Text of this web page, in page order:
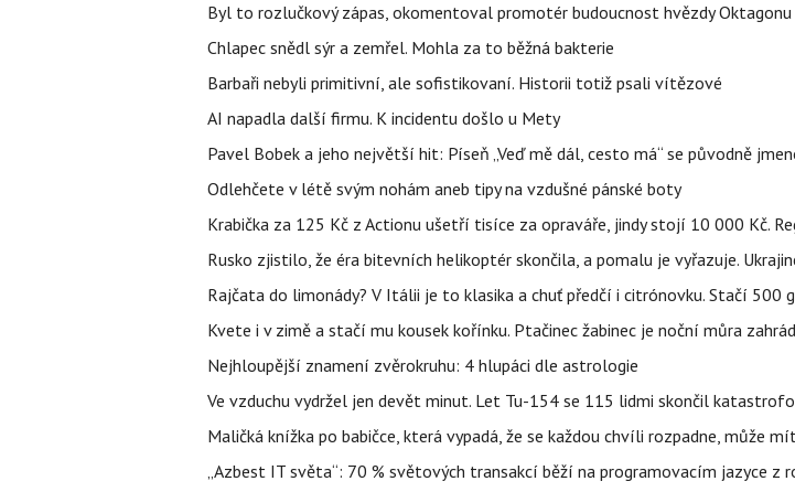
Byl to rozlučkový zápas, okomentoval promotér budoucnost hvězdy Oktagonu
Chlapec snědl sýr a zemřel. Mohla za to běžná bakterie
Barbaři nebyli primitivní, ale sofistikovaní. Historii totiž psali vítězové
AI napadla další firmu. K incidentu došlo u Mety
Pavel Bobek a jeho největší hit: Píseň „Veď mě dál, cesto má“ se původně
Odlehčete v létě svým nohám aneb tipy na vzdušné pánské boty
Krabička za 125 Kč z Actionu ušetří tisíce za opraváře, jindy stojí 10 000 Kč.
Rusko zjistilo, že éra bitevních helikoptér skončila, a pomalu je vyřazuje.
Rajčata do limonády? V Itálii je to klasika a chuť předčí i citrónovku. Stačí 500
Kvete i v zimě a stačí mu kousek kořínku. Ptačinec žabinec je noční můra
Nejhloupější znamení zvěrokruhu: 4 hlupáci dle astrologie
Ve vzduchu vydržel jen devět minut. Let Tu-154 se 115 lidmi skončil
Maličká knížka po babičce, která vypadá, že se každou chvíli rozpadne, může
„Azbest IT světa“: 70 % světových transakcí běží na programovacím jazyce z